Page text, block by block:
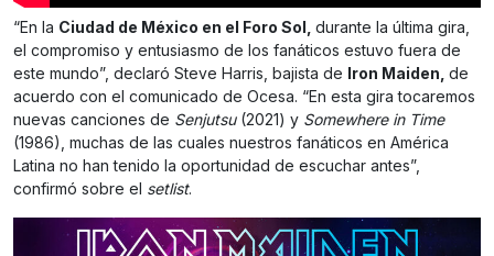
“En la Ciudad de México en el Foro Sol, durante la última gira,
el compromiso y entusiasmo de los fanáticos estuvo fuera de
este mundo”, declaró Steve Harris, bajista de Iron Maiden, de
acuerdo con el comunicado de Ocesa. “En esta gira tocaremos
nuevas canciones de Senjutsu(2021) y Somewhere in Time
(1986), muchas de las cuales nuestros fanáticos en América
Latina no han tenido la oportunidad de escuchar antes”,
confirmó sobre el setlist.